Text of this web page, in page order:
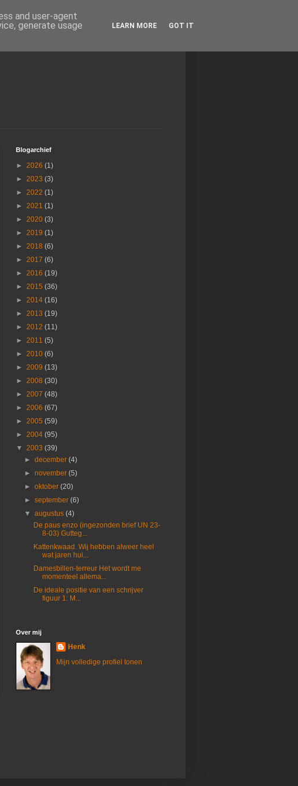
Blogarchief
► 2026 (1)
► 2023 (3)
► 2022 (1)
► 2021 (1)
► 2020 (3)
► 2019 (1)
► 2018 (6)
► 2017 (6)
► 2016 (19)
► 2015 (36)
► 2014 (16)
► 2013 (19)
► 2012 (11)
► 2011 (5)
► 2010 (6)
► 2009 (13)
► 2008 (30)
► 2007 (48)
► 2006 (67)
► 2005 (59)
► 2004 (95)
▼ 2003 (39)
►december(4)
►november(5)
►oktober(20)
►september(6)
▼augustus(4)
De paus enzo (ingezonden brief UN 23-
8-03) Gutteg...
Kattenkwaad. Wij hebben alweer heel
wat jaren hui...
Damesbillen-terreur Het wordt me
momenteel allema...
De ideale positie van een schrijver
figuur 1: M...
Over mij
Henk
Mijn volledige profiel tonen
and user-agent
generate usage
LEARN MORE GOT IT